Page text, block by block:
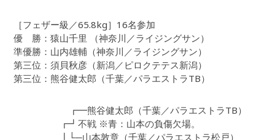
［フェザー級／65.8kg］16名参加
優 勝：猿山千里 （神奈川／ライジングサン）
準優勝：山内雄輔（神奈川／ライジングサン）
第三位：須貝秋彦（新潟／ピロクテテス新潟）
第三位：熊谷健太郎（千葉／パラエストラTB）
┏━熊谷健太郎（千葉／パラエストラTB）
┏┛不戦 ※青：山本の負傷欠場。
┃└─山本敦章（千葉／パラエストラ松戸）